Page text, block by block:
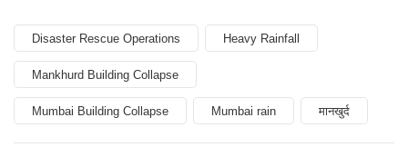
Disaster Rescue Operations Heavy Rainfall
Mankhurd Building Collapse
Mumbai Building Collapse Mumbai rain मानखुर्द